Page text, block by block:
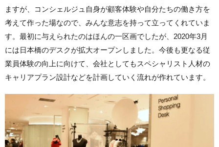
ますが、コンシェルジュ自身が顧客体験や自分たちの働き方を
考えて作った場なので、みんな意志を持って立ってくれていま
す。最初に与えられたのはほんの一区画でしたが、2020年3月
には日本橋のデスクが拡大オープンしました。今後も更なる従
業員体験の向上に向けて、会社としてもスペシャリスト人材の
キャリアプラン設計などを計画していく流れが作れています。